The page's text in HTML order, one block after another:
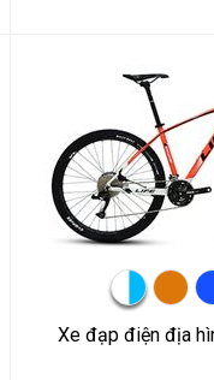
Xe đạp điện địa